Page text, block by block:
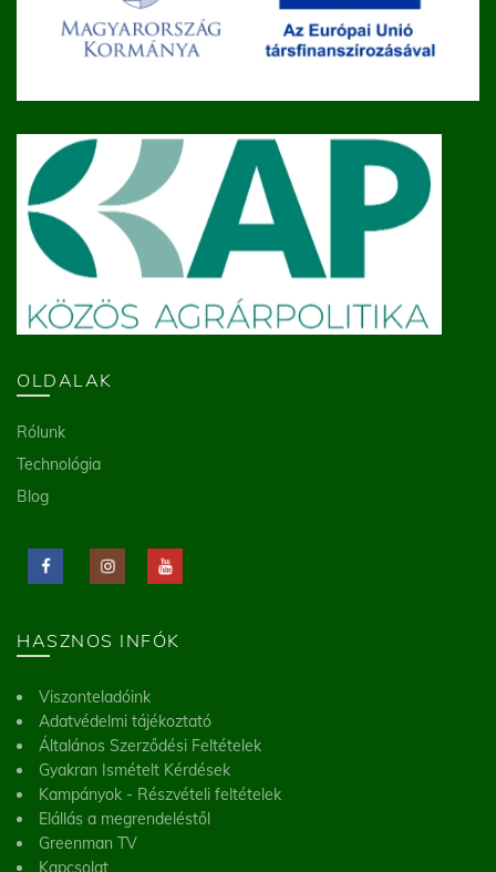
OLDALAK
Rólunk
Technológia
Blog
HASZNOS INFÓK
Viszonteladóink
Adatvédelmi tájékoztató
Általános Szerződési Feltételek
Gyakran Ismételt Kérdések
Kampányok - Részvételi feltételek
Elállás a megrendeléstől
Greenman TV